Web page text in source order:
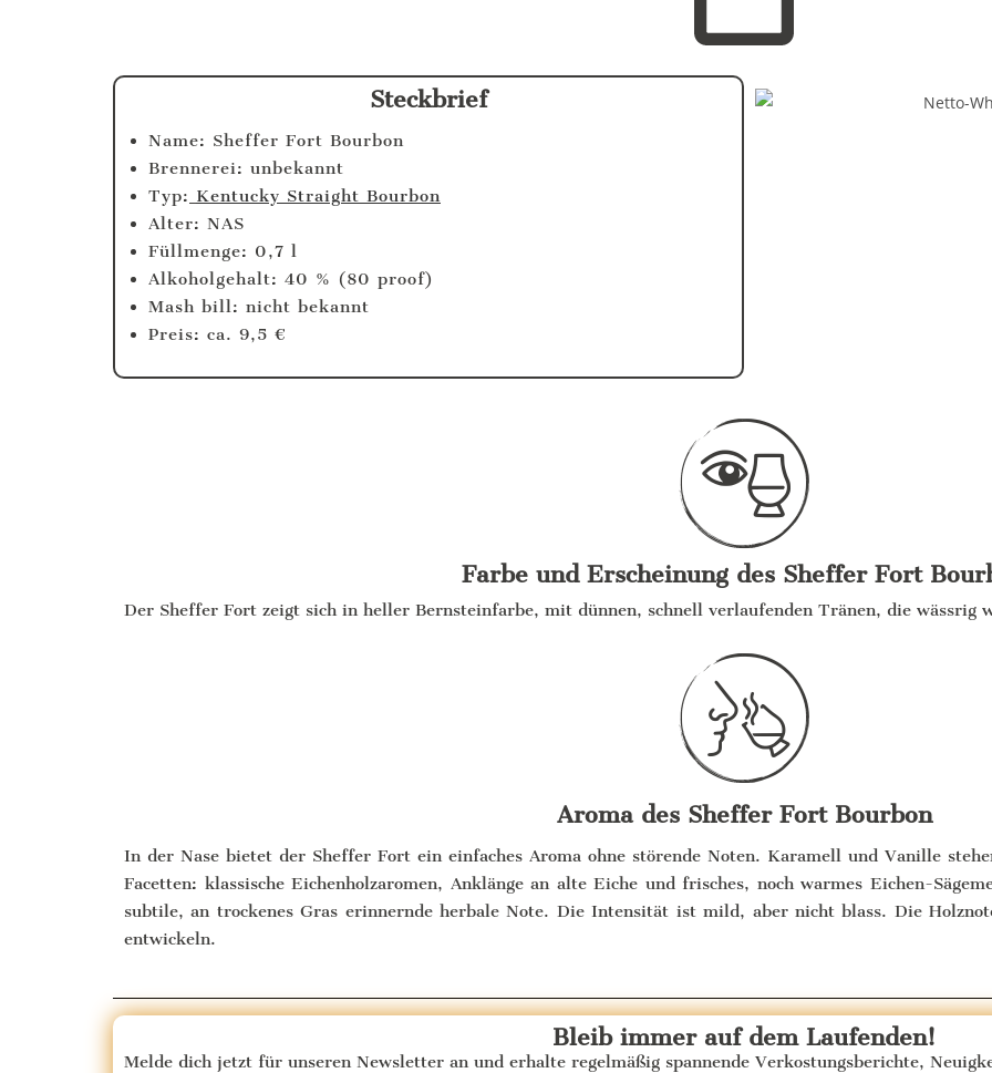
Steckbrief
Name: Sheffer Fort Bourbon
Brennerei: unbekannt
Typ: Kentucky Straight Bourbon
Alter: NAS
Füllmenge: 0,7 l
Alkoholgehalt: 40 % (80 proof)
Mash bill: nicht bekannt
Preis: ca. 9,5 €
Farbe und Erscheinung des Sheffer Fort
Der Sheffer Fort zeigt sich in heller Bernsteinfarbe, mit dünnen, schnell verlaufenden Tränen, die wässrig
Aroma des Sheffer Fort Bourbon
In der Nase bietet der Sheffer Fort ein einfaches Aroma ohne störende Noten. Karamell und Vanille
Facetten: klassische Eichenholzaromen, Anklänge an alte Eiche und frisches, noch warmes Eichen-
subtile, an trockenes Gras erinnernde herbale Note. Die Intensität ist mild, aber nicht blass. Die
entwickeln.
Bleib immer auf dem Laufenden!
Melde dich jetzt für unseren Newsletter an und erhalte regelmäßig spannende Verkostungsberichte,